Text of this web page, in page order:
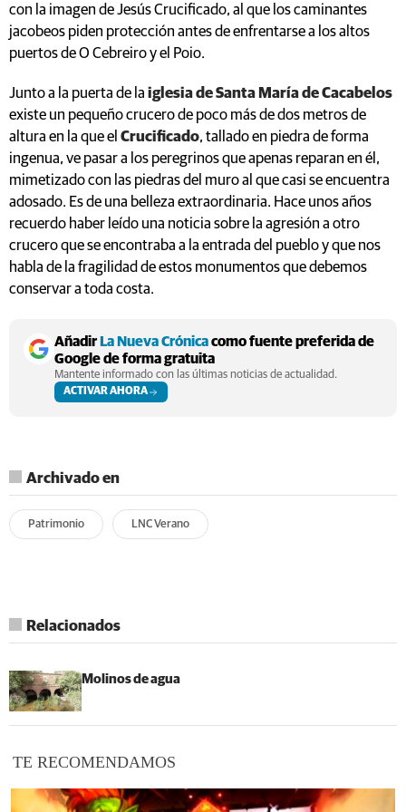
con la imagen de Jesús Crucificado, al que los caminantes
jacobeos piden protección antes de enfrentarse a los altos
puertos de O Cebreiro y el Poio.
Junto a la puerta de la iglesia de Santa María de Cacabelos
existe un pequeño crucero de poco más de dos metros de
altura en la que el Crucificado, tallado en piedra de forma
ingenua, ve pasar a los peregrinos que apenas reparan en él,
mimetizado con las piedras del muro al que casi se encuentra
adosado. Es de una belleza extraordinaria. Hace unos años
recuerdo haber leído una noticia sobre la agresión a otro
crucero que se encontraba a la entrada del pueblo y que nos
habla de la fragilidad de estos monumentos que debemos
conservar a toda costa.
Añadir La Nueva Crónicacomo fuente preferida de
Google de forma gratuita
Mantente informado con las últimas noticias de actualidad.
ACTIVAR AHORA
Archivado en
Patrimonio LNC Verano
Relacionados
Molinos de agua
TE RECOMENDAMOS